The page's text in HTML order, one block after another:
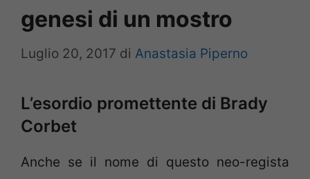
genesi di un mostro
Luglio 20, 2017 di Anastasia Piperno
L’esordio promettente di Brady
Corbet
Anche se il nome di questo neo-regista